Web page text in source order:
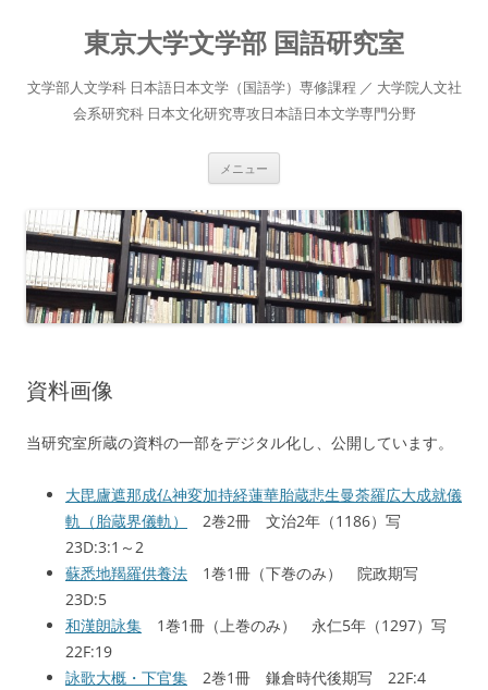
へ
ス
東京大学文学部 国語研究室
文学部人文学科 日本語日本文学（国語学）専修課程 ／ 大学院人文社
会系研究科 日本文化研究専攻日本語日本文学専門分野
メニュー
資料画像
当研究室所蔵の資料の一部をデジタル化し、公開しています。
大毘廬遮那成仏神変加持経蓮華胎蔵悲生曼荼羅広大成就儀
軌（胎蔵界儀軌）
2巻2冊 文治2年（1186）写
23D:3:1～2
蘇悉地羯羅供養法 1巻1冊（下巻のみ） 院政期写
23D:5
和漢朗詠集 1巻1冊（上巻のみ） 永仁5年（1297）写
22F:19
詠歌大概・下官集 2巻1冊 鎌倉時代後期写 22F:4